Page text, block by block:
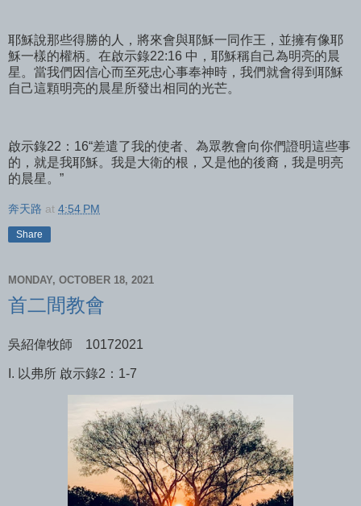
耶穌說那些得勝的人，將來會與耶穌一同作王，並擁有像耶
穌一樣的權柄。在啟示錄22:16 中，耶穌稱自己為明亮的晨
星。當我們因信心而至死忠心事奉神時，我們就會得到耶穌
自己這顆明亮的晨星所發出相同的光芒。
啟示錄22：16“差遣了我的使者、為眾教會向你們證明這些事
的，就是我耶穌。我是大衛的根，又是他的後裔，我是明亮
的晨星。”
奔天路 at 4:54 PM
Share
MONDAY, OCTOBER 18, 2021
首二間教會
吳紹偉牧師 10172021
I. 以弗所 啟示錄2：1-7